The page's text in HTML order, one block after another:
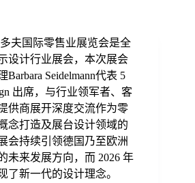
夫国际零售业展览会是全
设计行业展会，本次展会
Seidelmann代表 5
出席，与行业领军者、客
供商展开深度交流作为零
念打造及展台设计领域的
会持续引领德国乃至欧洲
未来发展方向，而 2026 年
了新一代的设计理念。